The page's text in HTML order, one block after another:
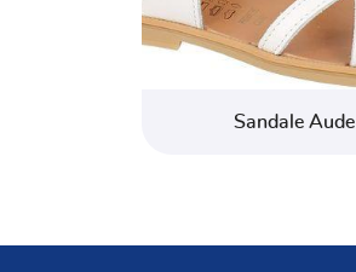
Sandale Aude